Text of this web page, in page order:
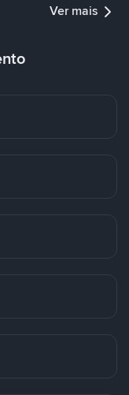
Ver mais